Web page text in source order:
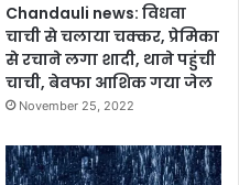
Chandauli news: विधवा
चाची से चलाया चक्कर, प्रेमिका
से रचाने लगा शादी, थाने पहुंची
चाची, बेवफा आशिक गया जेल
November 25, 2022